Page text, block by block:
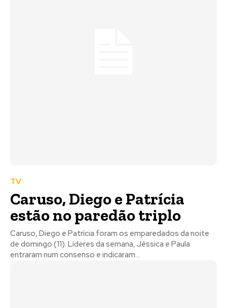
TV
Caruso, Diego e Patrícia
estão no paredão triplo
Caruso, Diego e Patrícia foram os emparedados da noite
de domingo (11). Líderes da semana, Jéssica e Paula
entraram num consenso e indicaram...